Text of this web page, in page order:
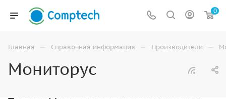
0
Главная — Справочная информация — Производители —
Мониторус